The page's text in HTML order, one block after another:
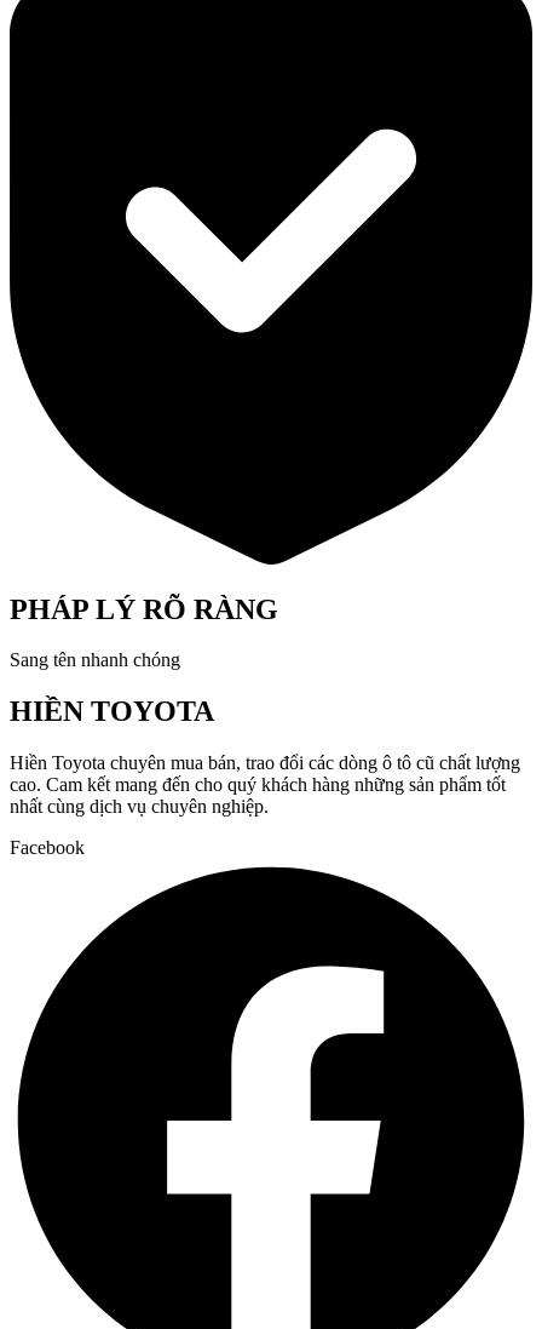
PHÁP LÝ RÕ RÀNG
Sang tên nhanh chóng
HIỀN TOYOTA
Hiền Toyota chuyên mua bán, trao đổi các dòng ô tô cũ chất lượng
cao. Cam kết mang đến cho quý khách hàng những sản phẩm tốt
nhất cùng dịch vụ chuyên nghiệp.
Facebook